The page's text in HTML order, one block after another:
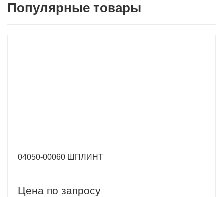
Популярные товары
04050-00060 ШПЛИНТ
Цена по запросу